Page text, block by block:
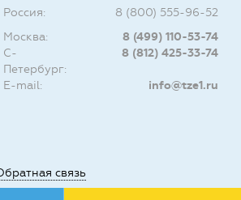
Россия:
8 (800) 555-96-52
Москва:
8 (499) 110-53-74
С-
Петербург:
8 (812) 425-33-74
E-mail: info@tze1.ru
связь